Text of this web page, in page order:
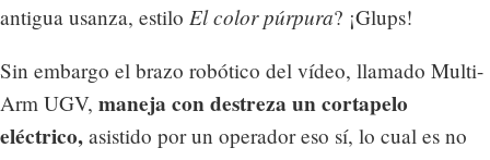
antigua usanza, estilo El color púrpura? ¡Glups!
Sin embargo el brazo robótico del vídeo, llamado Multi-
Arm UGV, maneja con destreza un cortapelo
eléctrico, asistido por un operador eso sí, lo cual es no